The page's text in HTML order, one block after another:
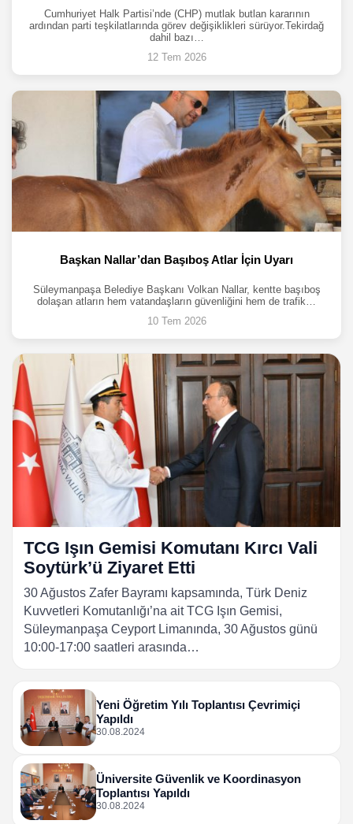
Cumhuriyet Halk Partisi’nde (CHP) mutlak butlan kararının
ardından parti teşkilatlarında görev değişiklikleri sürüyor.Tekirdağ
dahil bazı…
12 Tem 2026
Başkan Nallar’dan Başıboş Atlar İçin Uyarı
Süleymanpaşa Belediye Başkanı Volkan Nallar, kentte başıboş
dolaşan atların hem vatandaşların güvenliğini hem de trafik…
10 Tem 2026
TCG Işın Gemisi Komutanı Kırcı Vali
Soytürk’ü Ziyaret Etti
30 Ağustos Zafer Bayramı kapsamında, Türk Deniz
Kuvvetleri Komutanlığı’na ait TCG Işın Gemisi,
Süleymanpaşa Ceyport Limanında, 30 Ağustos günü
10:00-17:00 saatleri arasında…
Yeni Öğretim Yılı Toplantısı Çevrimiçi
Yapıldı
30.08.2024
Üniversite Güvenlik ve Koordinasyon
Toplantısı Yapıldı
30.08.2024